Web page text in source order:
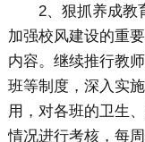
2、狠抓养成教
加强校风建设的重
内容。继续推行教
班等制度，深入实
用，对各班的卫生
情况进行考核，每